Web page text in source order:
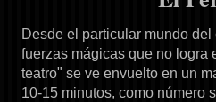
Desde el particular mundo
fuerzas mágicas que no logra
teatro" se ve envuelto en un
10-15 minutos, como número